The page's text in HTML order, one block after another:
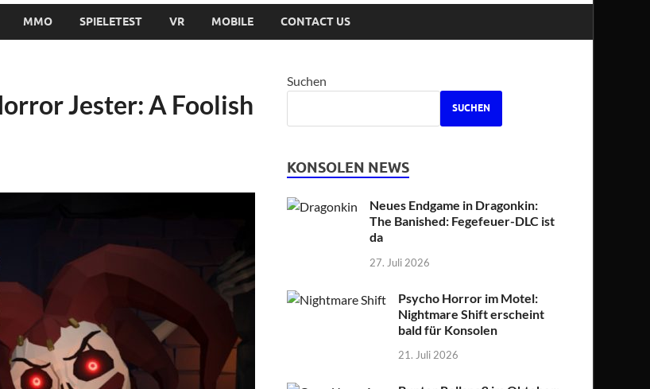
MMO SPIELETEST VR MOBILE CONTACT US
Jester: A Foolish
Suchen
SUCHEN
KONSOLEN NEWS
Neues Endgame in Dragonkin:
The Banished: Fegefeuer-DLC ist
da
27. Juli 2026
Psycho Horror im Motel:
Nightmare Shift erscheint
bald für Konsolen
21. Juli 2026